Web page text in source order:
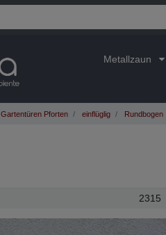
Metallzaun
Gartentüren Pforten einflüglig Rundbogen
2315